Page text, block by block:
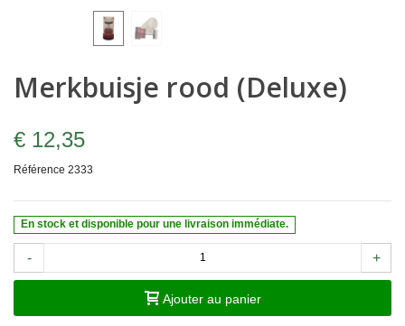
Merkbuisje rood (Deluxe)
€ 12,35
Référence 2333
En stock et disponible pour une livraison immédiate.
- +
Ajouter au panier